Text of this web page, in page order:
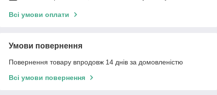
Всі умови оплати
Умови повернення
Повернення товару впродовж 14 днів за домовленістю
Всі умови повернення